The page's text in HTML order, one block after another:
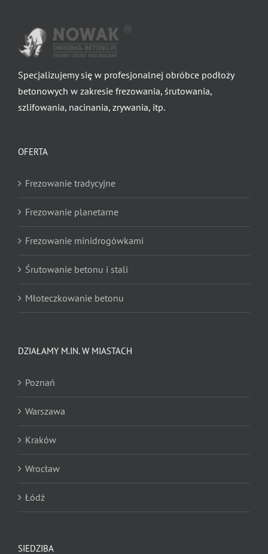
Specjalizujemy się w profesjonalnej obróbce podłoży
betonowych w zakresie frezowania, śrutowania,
szlifowania, nacinania, zrywania, itp.
OFERTA
Frezowanie tradycyjne
Frezowanie planetarne
Frezowanie minidrogówkami
Śrutowanie betonu i stali
Młoteczkowanie betonu
Nacinanie pod odwodnienia liniowe
Zrywanie wykładzin dywanowych
Zrywanie posadzek żywicznych
Zrywanie posadzek przemysłowych
Zrywanie posadzek i nawierzchni sportowych
Zrywanie parkietów
DZIAŁAMY M.IN. W MIASTACH
Poznań
Warszawa
Kraków
Wrocław
Łódź
SIEDZIBA